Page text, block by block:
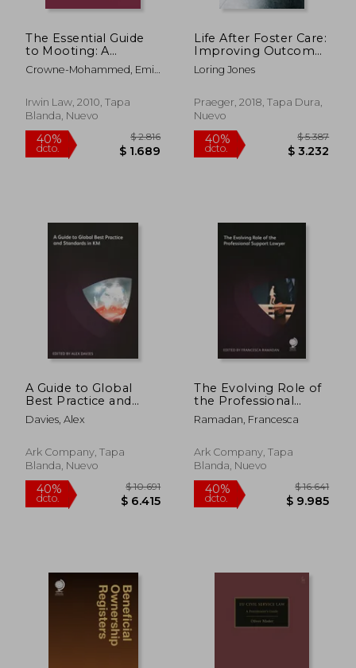
40% 40%
The Essential Guide
to Mooting: A
Handbook for Law
Students (en Inglés)
Crowne-Mohammed, Emir
Kierstead, Shelley
Irwin Law, 2010, Tapa
Blanda, Nuevo
40%
dcto. $ 1.689
Life After Foster Care:
Improving Outcomes
for Former Foster
Youth (en Inglés)
Loring Jones
Praeger, 2018, Tapa Dura,
Nuevo
40%
dcto.
A Guide to Global
Best Practice and
Standards in KM (en
Inglés)
Davies, Alex
Ark Company, Tapa
Blanda, Nuevo
The Evolving Role of
the Professional
Support Lawyer (en
Inglés)
Ramadan, Francesca
Ark Company, Tapa
Blanda, Nuevo